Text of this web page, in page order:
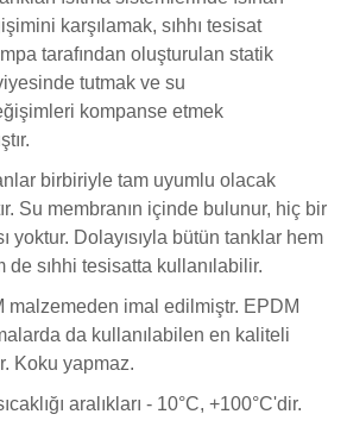
karşılamak, sıhhı tesisat
tarafından oluşturulan statik
tutmak ve su
kompanse etmek
birbiriyle tam uyumlu olacak
Su membranın içinde bulunur, hiç bir
yoktur. Dolayısıyla bütün tanklar hem
de sıhhi tesisatta kullanılabilir.
malzemeden imal edilmiştr. EPDM
da kullanılabilen en kaliteli
Koku yapmaz.
aralıkları - 10°C, +100°C'dir.